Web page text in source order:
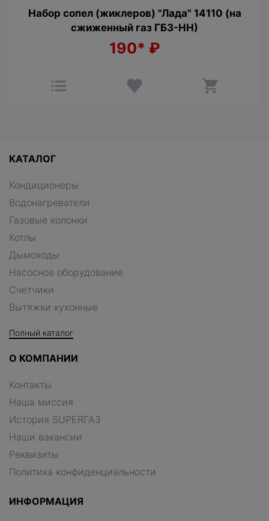
Набор сопел (жиклеров) "Лада" 14110 (на
сжиженный газ ГБ3-НН)
190* ₽
КАТАЛОГ
Кондиционеры
Водонагреватели
Газовые колонки
Котлы
Дымоходы
Насосное оборудование
Счетчики
Вытяжки кухонные
Полный каталог
О КОМПАНИИ
Контакты
Наша миссия
История SUPERГАЗ
Наши вакансии
Реквизиты
Политика конфиденциальности
ИНФОРМАЦИЯ